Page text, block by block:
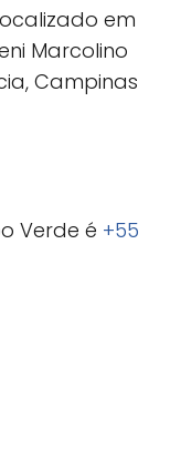
em
Marcolino
Campinas
Verde é +55